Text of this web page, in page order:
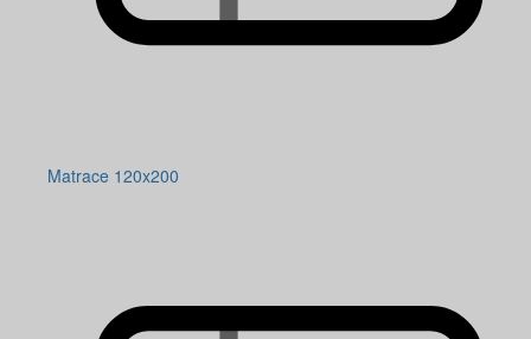
Matrace 120x200